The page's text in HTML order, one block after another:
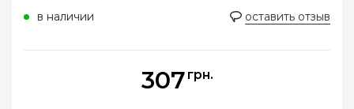
в наличии
оставить отзыв
307 грн.